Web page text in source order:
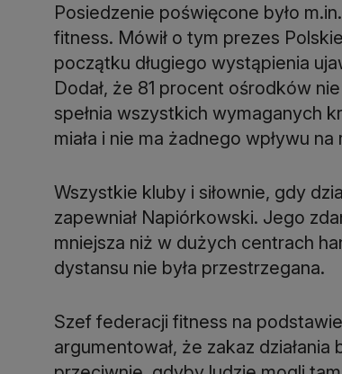
Posiedzenie poświęcone było
fitness. Mówił o tym prezes
początku długiego wystąpienia
Dodał, że 81 procent ośrodków
spełnia wszystkich wymaganych
miała i nie ma żadnego wpływu
Wszystkie kluby i siłownie, gdy
zapewniał Napiórkowski. Jego
mniejsza niż w dużych centrach
dystansu nie była przestrzegana.
Szef federacji fitness na
argumentował, że zakaz